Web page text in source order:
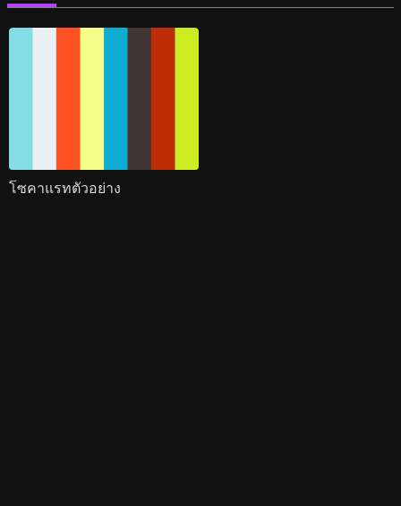
โซคาแรทตัวอย่าง